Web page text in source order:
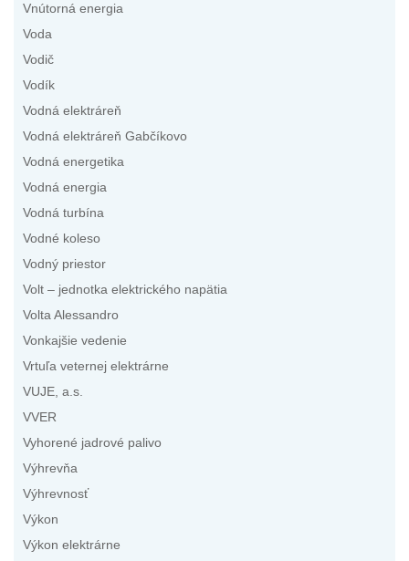
Vnútorná energia
Voda
Vodič
Vodík
Vodná elektráreň
Vodná elektráreň Gabčíkovo
Vodná energetika
Vodná energia
Vodná turbína
Vodné koleso
Vodný priestor
Volt – jednotka elektrického napätia
Volta Alessandro
Vonkajšie vedenie
Vrtuľa veternej elektrárne
VUJE, a.s.
VVER
Vyhorené jadrové palivo
Výhrevňa
Výhrevnosť
Výkon
Výkon elektrárne